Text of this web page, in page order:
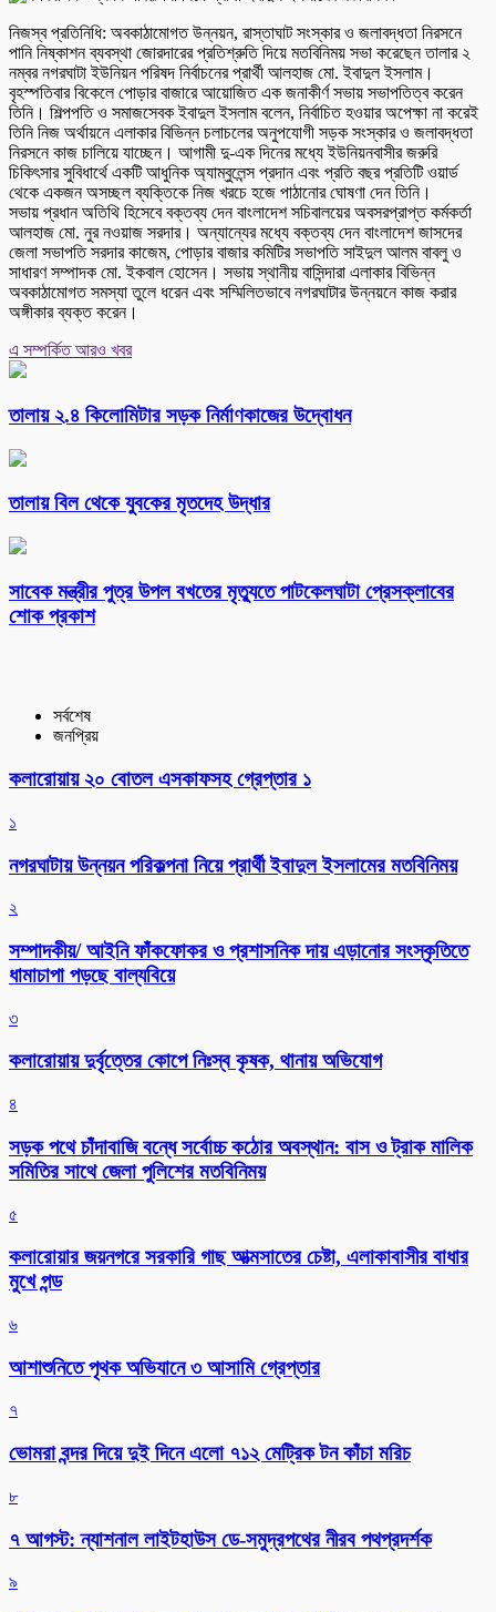
নিজস্ব প্রতিনিধি: অবকাঠামোগত উন্নয়ন, রাস্তাঘাট সংস্কার ও জলাবদ্ধতা নিরসনে
পানি নিষ্কাশন ব্যবস্থা জোরদারের প্রতিশ্রুতি দিয়ে মতবিনিময় সভা করেছেন তালার ২
নম্বর নগরঘাটা ইউনিয়ন পরিষদ নির্বাচনের প্রার্থী আলহাজ মো. ইবাদুল ইসলাম।
বৃহস্পতিবার বিকেলে পোড়ার বাজারে আয়োজিত এক জনাকীর্ণ সভায় সভাপতিত্ব করেন
তিনি। শিল্পপতি ও সমাজসেবক ইবাদুল ইসলাম বলেন, নির্বাচিত হওয়ার অপেক্ষা না করেই
তিনি নিজ অর্থায়নে এলাকার বিভিন্ন চলাচলের অনুপযোগী সড়ক সংস্কার ও জলাবদ্ধতা
নিরসনে কাজ চালিয়ে যাচ্ছেন। আগামী দু-এক দিনের মধ্যে ইউনিয়নবাসীর জরুরি
চিকিৎসার সুবিধার্থে একটি আধুনিক অ্যাম্বুলেন্স প্রদান এবং প্রতি বছর প্রতিটি ওয়ার্ড
থেকে একজন অসচ্ছল ব্যক্তিকে নিজ খরচে হজে পাঠানোর ঘোষণা দেন তিনি।
সভায় প্রধান অতিথি হিসেবে বক্তব্য দেন বাংলাদেশ সচিবালয়ের অবসরপ্রাপ্ত কর্মকর্তা
আলহাজ মো. নুর নওয়াজ সরদার। অন্যান্যের মধ্যে বক্তব্য দেন বাংলাদেশ জাসদের
জেলা সভাপতি সরদার কাজেম, পোড়ার বাজার কমিটির সভাপতি সাইদুল আলম বাবলু ও
সাধারণ সম্পাদক মো. ইকবাল হোসেন। সভায় স্থানীয় বাসিন্দারা এলাকার বিভিন্ন
অবকাঠামোগত সমস্যা তুলে ধরেন এবং সম্মিলিতভাবে নগরঘাটার উন্নয়নে কাজ করার
অঙ্গীকার ব্যক্ত করেন।
এ সম্পর্কিত আরও খবর
তালায় ২.৪ কিলোমিটার সড়ক নির্মাণকাজের উদ্বোধন
তালায় বিল থেকে যুবকের মৃতদেহ উদ্ধার
সাবেক মন্ত্রীর পুত্র উপল বখতের মৃত্যুতে পাটকেলঘাটা প্রেসক্লাবের
শোক প্রকাশ
সর্বশেষ
জনপ্রিয়
কলারোয়ায় ২০ বোতল এসকাফসহ গ্রেপ্তার ১
১
নগরঘাটায় উন্নয়ন পরিকল্পনা নিয়ে প্রার্থী ইবাদুল ইসলামের মতবিনিময়
২
সম্পাদকীয়/ আইনি ফাঁকফোকর ও প্রশাসনিক দায় এড়ানোর সংস্কৃতিতে
ধামাচাপা পড়ছে বাল্যবিয়ে
৩
কলারোয়ায় দুর্বৃত্তের কোপে নিঃস্ব কৃষক, থানায় অভিযোগ
৪
সড়ক পথে চাঁদাবাজি বন্ধে সর্বোচ্চ কঠোর অবস্থান: বাস ও ট্রাক মালিক
সমিতির সাথে জেলা পুলিশের মতবিনিময়
৫
কলারোয়ার জয়নগরে সরকারি গাছ আত্মসাতের চেষ্টা, এলাকাবাসীর বাধার
মুখে পন্ড
৬
আশাশুনিতে পৃথক অভিযানে ৩ আসামি গ্রেপ্তার
৭
ভোমরা বন্দর দিয়ে দুই দিনে এলো ৭১২ মেট্রিক টন কাঁচা মরিচ
৮
৭ আগস্ট: ন্যাশনাল লাইটহাউস ডে-সমুদ্রপথের নীরব পথপ্রদর্শক
৯